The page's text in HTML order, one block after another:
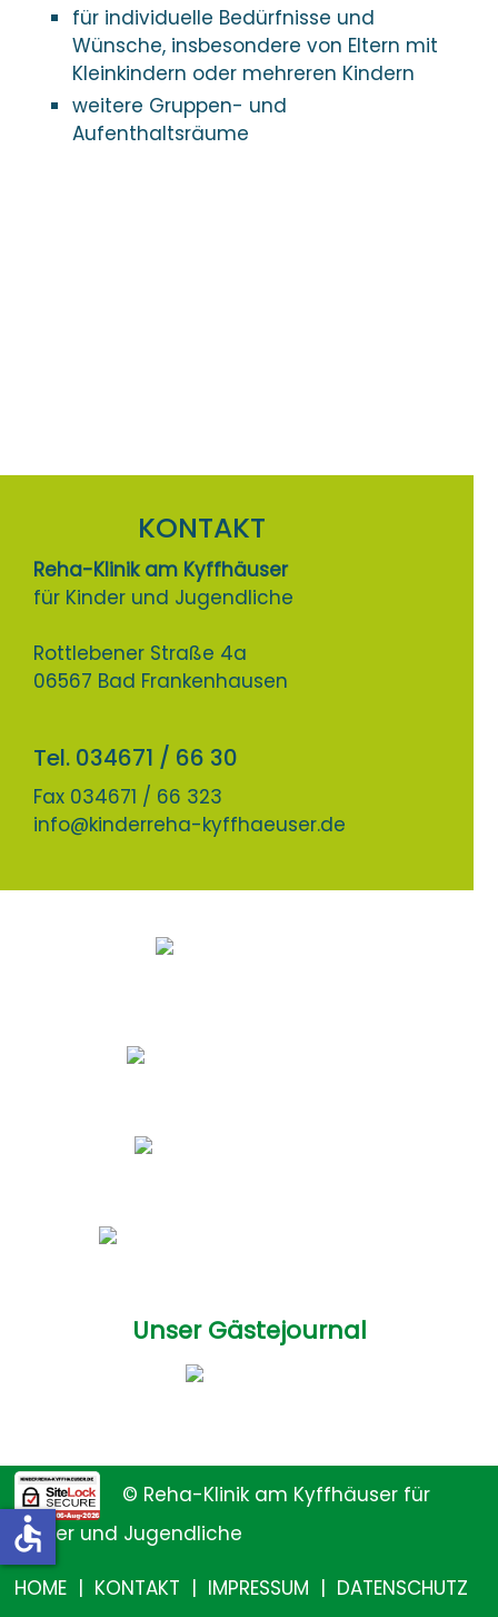
für individuelle Bedürfnisse und
Wünsche, insbesondere von Eltern mit
Kleinkindern oder mehreren Kindern
weitere Gruppen- und
Aufenthaltsräume
KONTAKT
Reha-Klinik am Kyffhäuser
für Kinder und Jugendliche
Rottlebener Straße 4a
06567 Bad Frankenhausen
Tel. 034671 / 66 30
Fax 034671 / 66 323
info@kinderreha-kyffhaeuser.de
Unser Gästejournal
© Reha-Klinik am Kyffhäuser für
Kinder und Jugendliche
HOME | KONTAKT | IMPRESSUM | DATENSCHUTZ
accessible